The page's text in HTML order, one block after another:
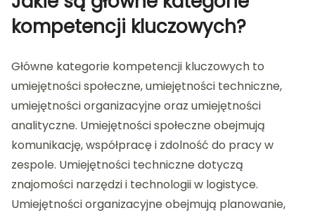
kompetencji kluczowych?
Główne kategorie kompetencji kluczowych to
umiejętności społeczne, umiejętności techniczne,
umiejętności organizacyjne oraz umiejętności
analityczne. Umiejętności społeczne obejmują
komunikację, współpracę i zdolność do pracy w
zespole. Umiejętności techniczne dotyczą
znajomości narzędzi i technologii w logistyce.
Umiejętności organizacyjne obejmują planowanie,